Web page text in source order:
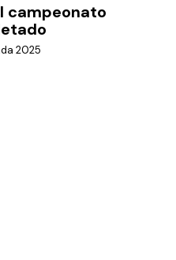
campeonato
2025